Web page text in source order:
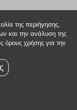
της περιήγησης,
και την ανάλυση της
όρους χρήσης για την